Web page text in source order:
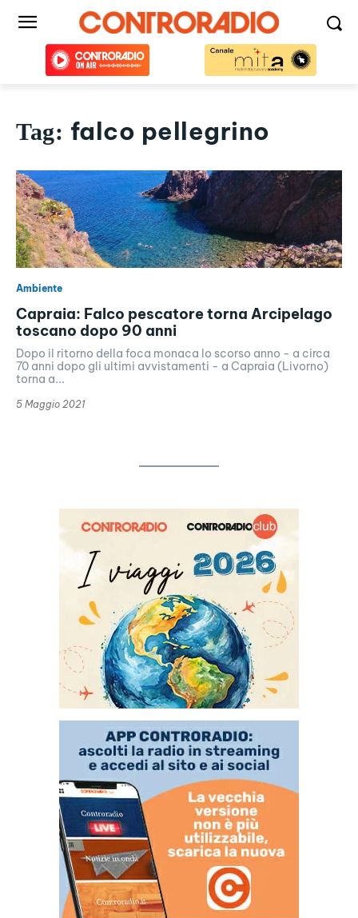
Tag: falco pellegrino
Ambiente
Capraia: Falco pescatore torna Arcipelago
toscano dopo 90 anni
Dopo il ritorno della foca monaca lo scorso anno - a circa
70 anni dopo gli ultimi avvistamenti - a Capraia (Livorno)
torna a...
5 Maggio 2021